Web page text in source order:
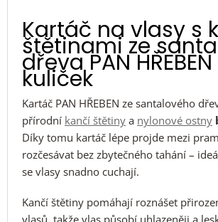
Kartáč na vlasy s
štětinami ze
dřeva PAN
kuliček
Kartáč PAN HŘEBEN ze santalového
přírodní kančí štětiny a nylonové ostny
Díky tomu kartáč lépe projde mezi
rozčesávat bez zbytečného tahání –
se vlasy snadno cuchají.
Kančí štětiny pomáhají roznášet
vlasů, takže vlas působí uhlazeněji a